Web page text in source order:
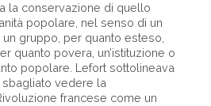
la conservazione di quello
popolare, nel senso di un
gruppo, per quanto esteso,
quanto povera, un’istituzione o
popolare. Lefort sottolineava
vedere la
francese come un